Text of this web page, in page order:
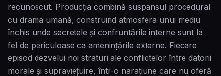
recunoscut. Producția combină suspansul procedural
cu drama umană, construind atmosfera unui mediu
închis unde secretele și confruntările interne sunt la
fel de periculoase ca amenințările externe. Fiecare
episod dezvelui noi straturi ale conflictelor între datorii
morale și supraviețuire, într-o narațiune care nu oferă